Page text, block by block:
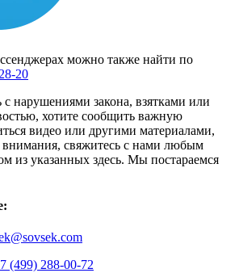
можно также найти по
20
нарушениями закона, взятками или
хотите сообщить важную
видео или другими материалами,
свяжитесь с нами любым
из указанных здесь. Мы постараемся
(499) 288-00-72